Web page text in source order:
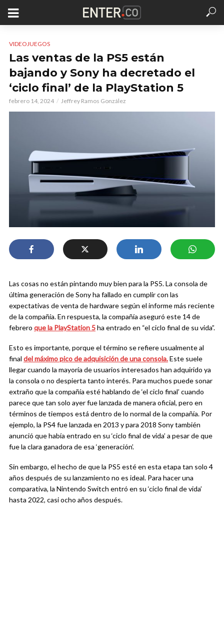
VIDEOJUEGOS
Las ventas de la PS5 están
bajando y Sony ha decretado el
‘ciclo final’ de la PlayStation 5
febrero 14, 2024 Jeffrey Ramos González
Las cosas no están pintando muy bien para la PS5. La consola de
última generación de Sony ha fallado en cumplir con las
expectativas de venta de hardware según el informe más reciente
de la compañía. En respuesta, la compañía aseguró este 14 de
febrero que la PlayStation 5ha entrado en “el ciclo final de su vida”.
Esto es importante, porque el término se refiere usualmente al
final del máximo pico de adquisición de una consola.Este suele
llegar cuando la mayoría de usuarios interesados han adquirido ya
la consola o no despierta tanto interés. Para muchos puede sonar
extraño que la compañía esté hablando de ‘el ciclo final’ cuando
parece que tan solo ayer fue lanzada de manera oficial, pero en
términos de tiempos está dentro de lo normal de la compañía. Por
ejemplo, la PS4 fue lanzada en 2013 y para 2018 Sony también
anunció que había entrado en su ‘ciclo final de vida’ a pesar de que
fue la clara ganadora de esa ‘generación’.
Sin embargo, el hecho de que la PS5 esté en esta etapa tan solo 4
años después de su lanzamiento no es ideal. Para hacer una
comparativa, la Nintendo Switch entró en su ‘ciclo final de vida’
hasta 2022, casi ocho años después.